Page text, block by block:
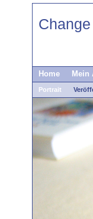
Home Mein
Portrait